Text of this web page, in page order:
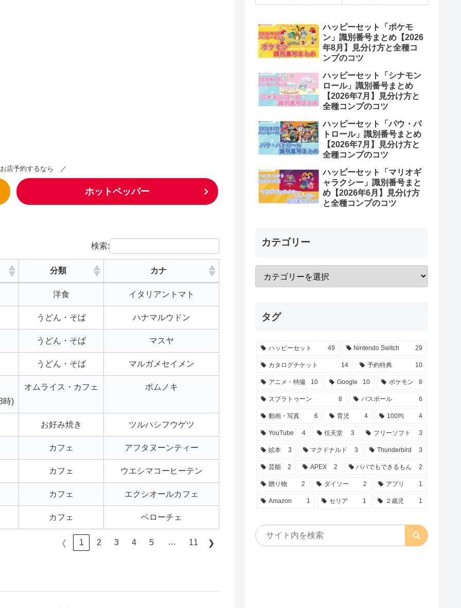
店予約するなら ／
ホットペッパー
検索:
分類 カナ
分類 カナ
洋食 イタリアントマト
うどん・そば ハナマルウドン
うどん・そば マスヤ
うどん・そば マルガメセイメン
時)
オムライス・カフェ ポムノキ
お好み焼き ツルハシフウゲツ
カフェ アフタヌーンティー
カフェ ウエシマコーヒーテン
カフェ エクシオールカフェ
カフェ ベローチェ
❮ 1 2 3 4 5 … 11 ❯
ハッピーセット「ポケモ
ン」識別番号まとめ【2026
年8月】見分け方と全種コ
ンプのコツ
ハッピーセット「シナモン
ロール」識別番号まとめ
【2026年7月】見分け方と
全種コンプのコツ
ハッピーセット「パウ・パ
トロール」識別番号まとめ
【2026年7月】見分け方と
全種コンプのコツ
ハッピーセット「マリオギ
ャラクシー」識別番号まと
め【2026年6月】見分け方
と全種コンプのコツ
カテゴリー
タグ
ハッピーセット 49 Nintendo Switch 29
カタログチケット 14 予約特典 10
アニメ・特撮 10 Google 10 ポケモン 8
スプラトゥーン 8 バスボール 6
動画・写真 6 育児 4 100均 4
YouTube 4 任天堂 3 フリーソフト 3
絵本 3 マクドナルド 3 Thunderbird 3
芸能 2 APEX 2 パパでもできるもん 2
贈り物 2 ダイソー 2 アプリ 1
Amazon 1 セリア 1 ２歳児 1